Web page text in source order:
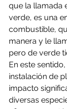
que la llamada
verde, es una
combustible,
manera y le
pero de verde
En este
instalación de
impacto
diversas